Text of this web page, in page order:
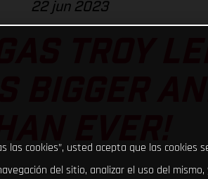
22 jun 2023
TROY
BIGGER
las cookies”, usted acepta que las cookies
del sitio, analizar el uso del mismo,